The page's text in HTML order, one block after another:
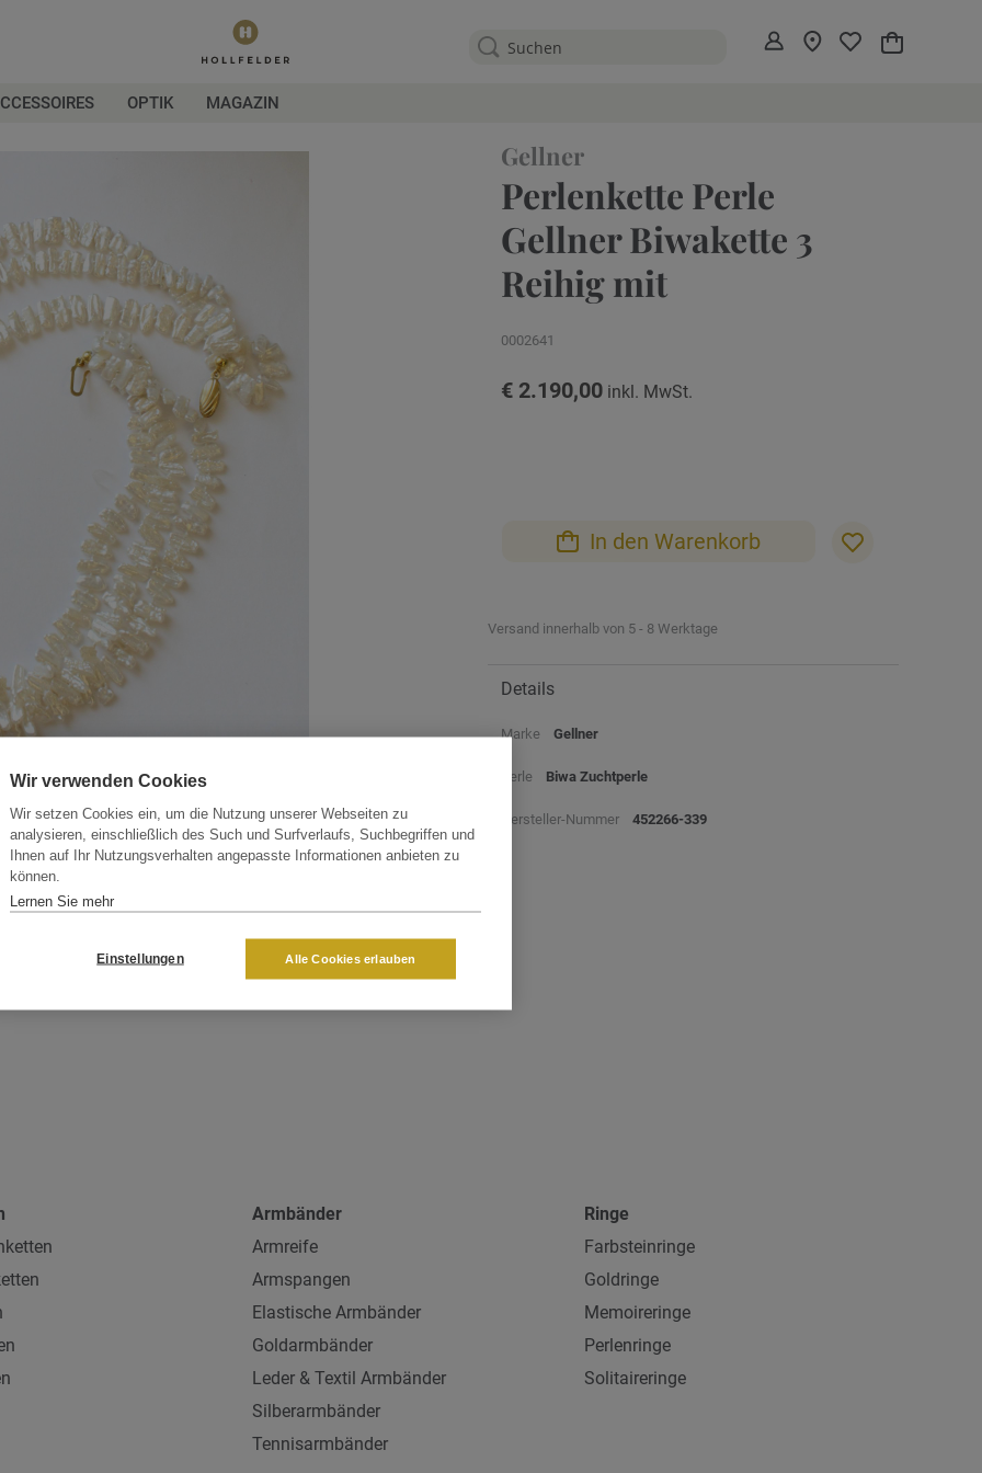
Mein
OPTIK MAGAZIN
Gellner
Perlenkette Perle
Gellner Biwakette 3
Reihig mit
0002641
€ 2.190,00
In den Warenkorb
Versand innerhalb von 5 - 8 Werktage
Details
Marke Gellner
Perle Biwa Zuchtperle
Hersteller-Nummer 452266-339
Armbänder
Armreife
Armspangen
Elastische Armbänder
Goldarmbänder
Leder & Textil Armbänder
Silberarmbänder
Tennisarmbänder
Ringe
Farbsteinringe
Goldringe
Memoireringe
Perlenringe
Solitaireringe
Wir verwenden Cookies
Wir setzen Cookies ein, um die Nutzung unserer Webseiten zu
analysieren, einschließlich des Such und Surfverlaufs, Suchbegriffen und
Ihnen auf Ihr Nutzungsverhalten angepasste Informationen anbieten zu
können.
Lernen Sie mehr
Einstellungen Alle Cookies erlauben